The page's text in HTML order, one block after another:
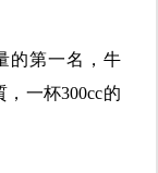
的第一名，牛
一杯300cc的